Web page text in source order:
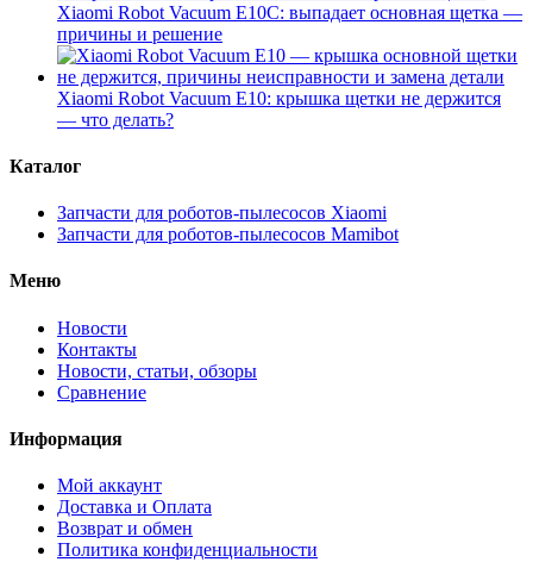
Xiaomi Robot Vacuum E10C: выпадает основная щетка —
причины и решение
Xiaomi Robot Vacuum E10: крышка щетки не держится
— что делать?
Каталог
Запчасти для роботов-пылесосов Xiaomi
Запчасти для роботов-пылесосов Mamibot
Меню
Новости
Контакты
Новости, статьи, обзоры
Сравнение
Информация
Мой аккаунт
Доставка и Оплата
Возврат и обмен
Политика конфиденциальности